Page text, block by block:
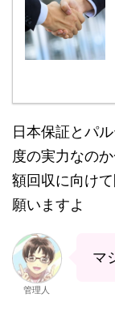
日本保証とパ
度の実力なの
額回収に向け
願いますよ
管理人
マ